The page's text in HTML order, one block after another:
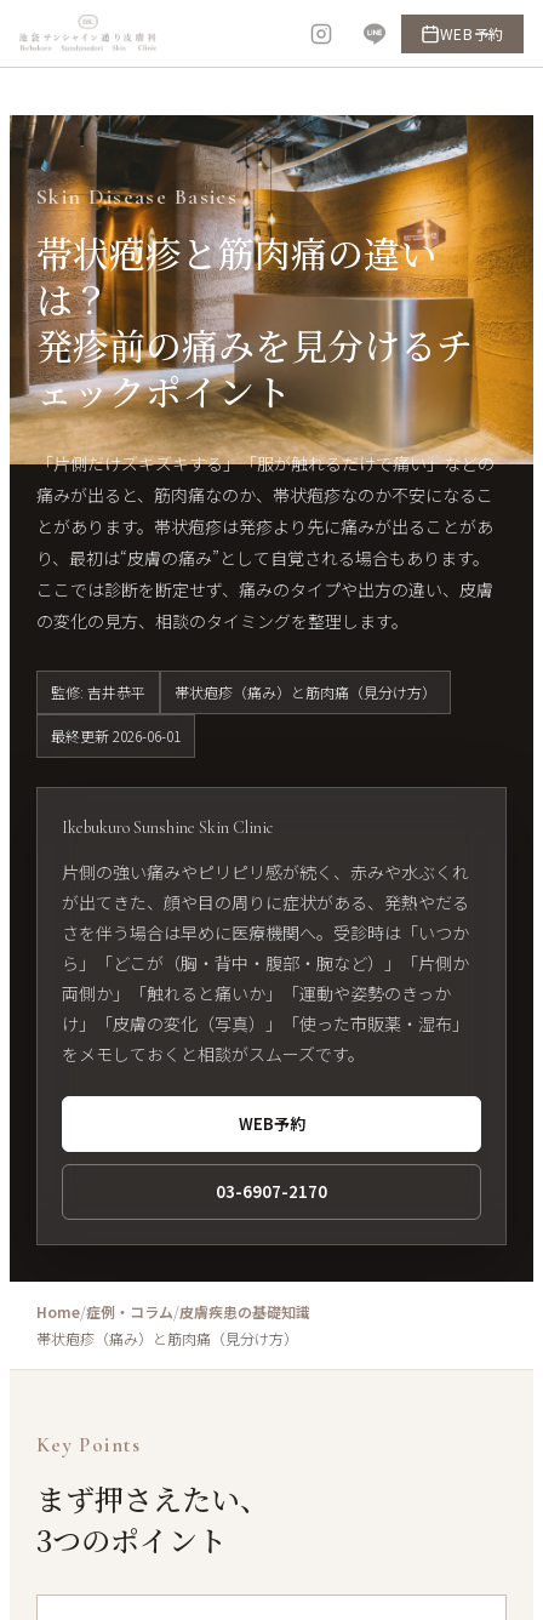
容
ス
キ
ッ
プ
WEB予約
Skin Disease Basics
帯状疱疹と筋肉痛の違い
は？
発疹前の痛みを見分けるチ
ェックポイント
「片側だけズキズキする」「服が触れるだけで痛い」などの
痛みが出ると、筋肉痛なのか、帯状疱疹なのか不安になるこ
とがあります。帯状疱疹は発疹より先に痛みが出ることがあ
り、最初は“皮膚の痛み”として自覚される場合もあります。
ここでは診断を断定せず、痛みのタイプや出方の違い、皮膚
の変化の見方、相談のタイミングを整理します。
監修: 吉井恭平 帯状疱疹（痛み）と筋肉痛（見分け方）
最終更新 2026-06-01
Ikebukuro Sunshine Skin Clinic
片側の強い痛みやピリピリ感が続く、赤みや水ぶくれ
が出てきた、顔や目の周りに症状がある、発熱やだる
さを伴う場合は早めに医療機関へ。受診時は「いつか
ら」「どこが（胸・背中・腹部・腕など）」「片側か
両側か」「触れると痛いか」「運動や姿勢のきっか
け」「皮膚の変化（写真）」「使った市販薬・湿布」
をメモしておくと相談がスムーズです。
WEB予約
03-6907-2170
Home/症例・コラム/皮膚疾患の基礎知識
帯状疱疹（痛み）と筋肉痛（見分け方）
Key Points
まず押さえたい、
3つのポイント